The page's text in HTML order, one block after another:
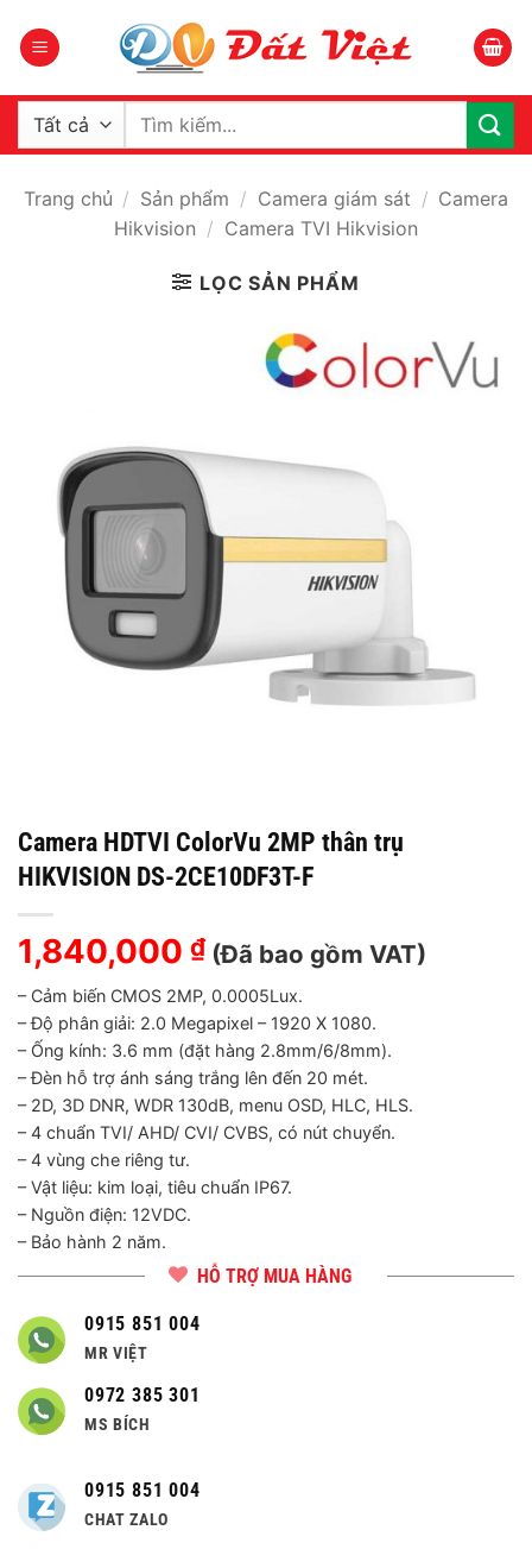
qua
dung
Tìm
Trang chủ / Sản phẩm / Camera giám sát / Camera
Hikvision / Camera TVI Hikvision
LỌC SẢN PHẨM
Camera HDTVI ColorVu 2MP thân trụ
HIKVISION DS-2CE10DF3T-F
1,840,000 ₫ (Đã bao gồm VAT)
– Cảm biến CMOS 2MP, 0.0005Lux.
– Độ phân giải: 2.0 Megapixel – 1920 X 1080.
– Ống kính: 3.6 mm (đặt hàng 2.8mm/6/8mm).
– Đèn hỗ trợ ánh sáng trắng lên đến 20 mét.
– 2D, 3D DNR, WDR 130dB, menu OSD, HLC, HLS.
– 4 chuẩn TVI/ AHD/ CVI/ CVBS, có nút chuyển.
– 4 vùng che riêng tư.
– Vật liệu: kim loại, tiêu chuẩn IP67.
– Nguồn điện: 12VDC.
– Bảo hành 2 năm.
HỖ TRỢ MUA HÀNG
0915 851 004
MR VIỆT
0972 385 301
MS BÍCH
0915 851 004
CHAT ZALO